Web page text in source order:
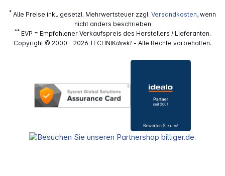
* Alle Preise inkl. gesetzl. Mehrwertsteuer zzgl. Versandkosten, wenn
nicht anders beschrieben
** EVP = Empfohlener Verkaufspreis des Herstellers / Lieferanten.
Copyright © 2000 - 2026 TECHNIKdirekt - Alle Rechte vorbehalten.